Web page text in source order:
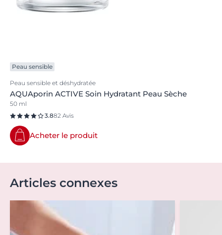
Peau sensible
Peau sensible et déshydratée
AQUAporin ACTIVE Soin Hydratant Peau Sèche
50 ml
3.882 Avis
Acheter le produit
Articles connexes